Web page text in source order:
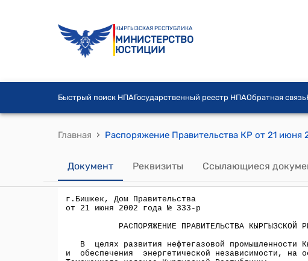
КЫРГЫЗСКАЯ РЕСПУБЛИКА
МИНИСТЕРСТВО
ЮСТИЦИИ
Быстрый поиск НПАГосударственный реестр НПАОбратная связь
Главная › Распоряжение Правительства КР от 21
Документ Реквизиты Ссылающиеся